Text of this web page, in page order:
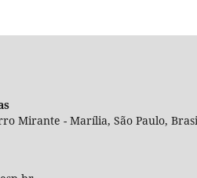
Mirante - Marília, São Paulo,